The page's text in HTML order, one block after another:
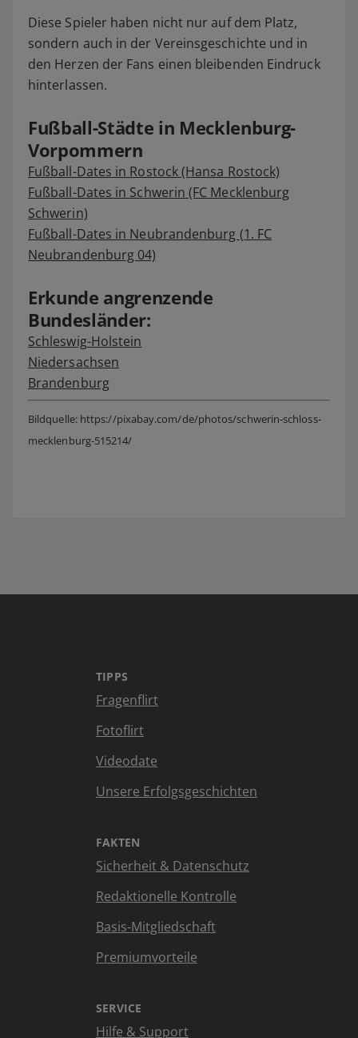
Diese Spieler haben nicht nur auf dem Platz,
sondern auch in der Vereinsgeschichte und in
den Herzen der Fans einen bleibenden Eindruck
hinterlassen.
Fußball-Städte in Mecklenburg-
Vorpommern
Fußball-Dates in Rostock (Hansa Rostock)
Fußball-Dates in Schwerin (FC Mecklenburg
Schwerin)
Fußball-Dates in Neubrandenburg (1. FC
Neubrandenburg 04)
Erkunde angrenzende
Bundesländer:
Schleswig-Holstein
Niedersachsen
Brandenburg
Bildquelle: https://pixabay.com/de/photos/schwerin-schloss-
mecklenburg-515214/
TIPPS
Fragenflirt
Fotoflirt
Videodate
Unsere Erfolgsgeschichten
FAKTEN
Sicherheit & Datenschutz
Redaktionelle Kontrolle
Basis-Mitgliedschaft
Premiumvorteile
SERVICE
Hilfe & Support